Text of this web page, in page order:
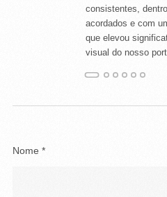
consistentes,
acordados e com
que elevou
visual do nosso